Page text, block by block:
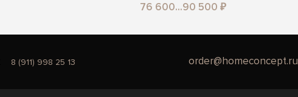
76 600...90 500 ₽
8 (911) 998 25 13 order@homeconcept.ru